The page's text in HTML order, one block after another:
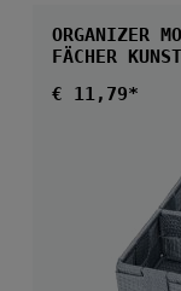
ORGANIZER
Regulärer
€ 11,79*